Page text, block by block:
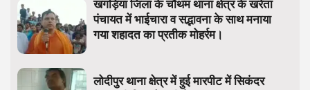
खगड़िया जिला के चौथम थाना क्षेत्र के खरेता
पंचायत में भाईचारा व सद्भावना के साथ मनाया
गया शहादत का प्रतीक मोहर्रम।
लोदीपुर थाना क्षेत्र में हुई मारपीट में सिकंदर